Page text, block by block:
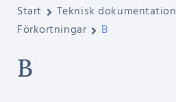
Start Teknisk dokumentation
Förkortningar
B
B